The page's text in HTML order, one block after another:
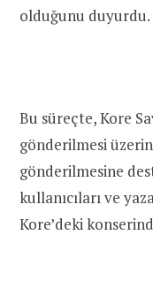
olduğunu duyurdu.
Bu süreçte, Kore
gönderilmesi
gönderilmesine
kullanıcıları ve
Kore’deki